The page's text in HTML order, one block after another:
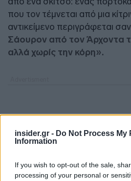
insider.gr - Do Not Process My
Information
If you wish to opt-out of the sale,
processing of your personal or
που τον τέμνεται από μια
αντικείμενο περιγράφεται σαν
Σάουρον από τον Άρχοντα
αλλά χωρίς την κόρη».